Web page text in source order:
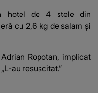
hotel de 4 stele din
cu 2,6 kg de salam și
Ropotan, implicat
au resuscitat.”